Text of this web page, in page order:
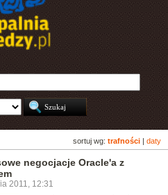
sortuj wg: trafności daty
negocjacje Oracle'a z
2011, 12:31